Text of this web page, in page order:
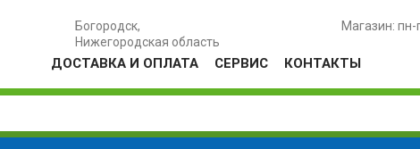
Богородск,
Нижегородская область
Магазин: пн-
ДОСТАВКА И ОПЛАТА СЕРВИС КОНТАКТЫ